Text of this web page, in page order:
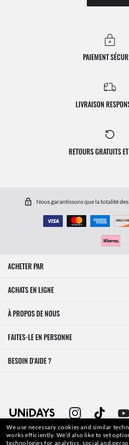
PAIEMENT
LIVRAISON
RETOURS GRATUITS
Nous garantissons que la totalité
ACHETER PAR
ACHATS EN LIGNE
À PROPOS DE NOUS
FAITES-LE EN PERSONNE
BESOIN D'AIDE ?
We use necessary cookies and similar
works efficiently. We’d also like to set
technologies for analytics, social and